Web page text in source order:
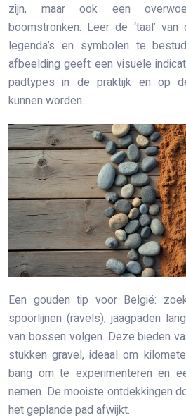
zijn, maar ook een
boomstronken. Leer de ‘taal’
legenda’s en symbolen te
afbeelding geeft een visuele
padtypes in de praktijk en op
kunnen worden.
Een gouden tip voor België:
spoorlijnen (ravels), jaagpaden
van bossen volgen. Deze bieden
stukken gravel, ideaal om
bang om te experimenteren en
nemen. De mooiste ontdekkingen
het geplande pad afwijkt.